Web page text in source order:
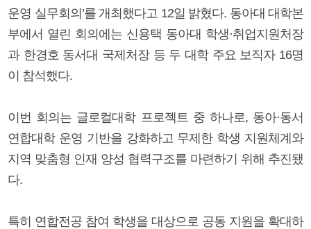
운영 실무회의’를 개최했다고 12일 밝혔다. 동아대 대학본
부에서 열린 회의에는 신용택 동아대 학생·취업지원처장
과 한경호 동서대 국제처장 등 두 대학 주요 보직자 16명
이 참석했다.
이번 회의는 글로컬대학 프로젝트 중 하나로, 동아·동서
연합대학 운영 기반을 강화하고 무제한 학생 지원체계와
지역 맞춤형 인재 양성 협력구조를 마련하기 위해 추진됐
다.
특히 연합전공 참여 학생을 대상으로 공동 지원을 확대하